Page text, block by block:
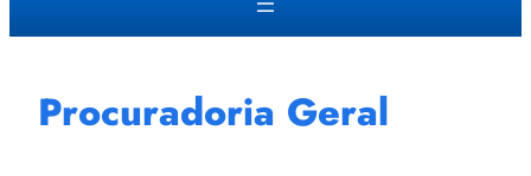
a
Procuradoria Geral